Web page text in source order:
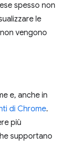
spesso non
le
vengono
e, anche in
di Chrome.
più
supportano